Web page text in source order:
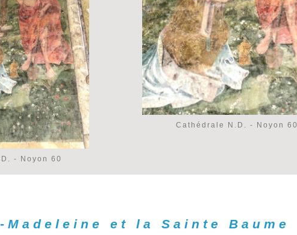
- Noyon 60
Cathédrale N.D. - Noyon 60
Madeleine et la Sainte Baume